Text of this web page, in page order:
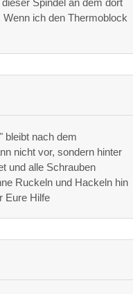
Spindel an dem dort
ich den Thermoblock
bleibt nach dem
nicht vor, sondern hinter
und alle Schrauben
Ruckeln und Hackeln hin
Eure Hilfe